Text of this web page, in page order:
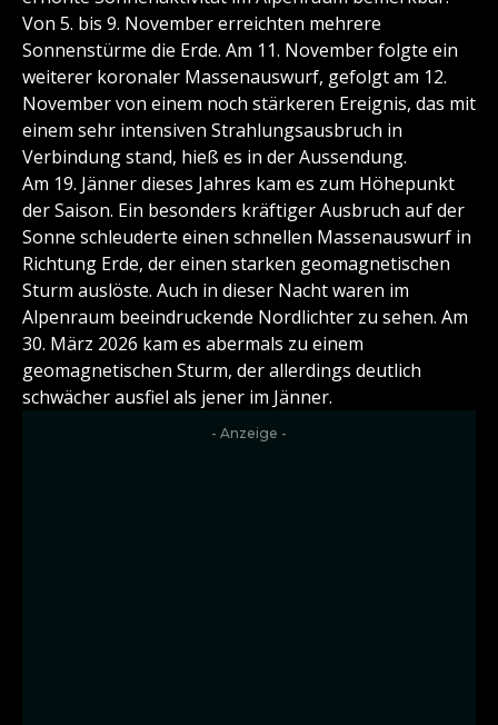
Von 5. bis 9. November erreichten mehrere
Sonnenstürme die Erde. Am 11. November folgte ein
weiterer koronaler Massenauswurf, gefolgt am 12.
November von einem noch stärkeren Ereignis, das mit
einem sehr intensiven Strahlungsausbruch in
Verbindung stand, hieß es in der Aussendung.
Am 19. Jänner dieses Jahres kam es zum Höhepunkt
der Saison. Ein besonders kräftiger Ausbruch auf der
Sonne schleuderte einen schnellen Massenauswurf in
Richtung Erde, der einen starken geomagnetischen
Sturm auslöste. Auch in dieser Nacht waren im
Alpenraum beeindruckende Nordlichter zu sehen. Am
30. März 2026 kam es abermals zu einem
geomagnetischen Sturm, der allerdings deutlich
schwächer ausfiel als jener im Jänner.
- Anzeige -